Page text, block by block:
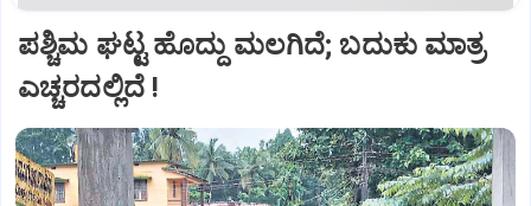
ಪಶ್ಚಿಮ ಘಟ್ಟ ಹೊದ್ದು ಮಲಗಿದೆ; ಬದುಕು ಮಾತ್ರ
ಎಚ್ಚರದಲ್ಲಿದೆ !